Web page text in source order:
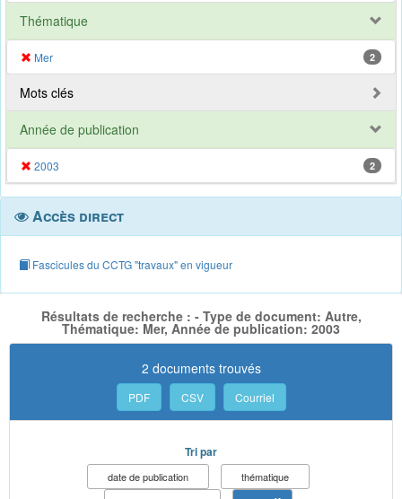
Thématique
Mer 2
Mots clés
Année de publication
2003 2
Accès direct
Fascicules du CCTG "travaux" en vigueur
Résultats de recherche : - Type de document: Autre,
Thématique: Mer, Année de publication: 2003
2 documents trouvés
PDF CSV Courriel
Tri par
date de publication
thématique